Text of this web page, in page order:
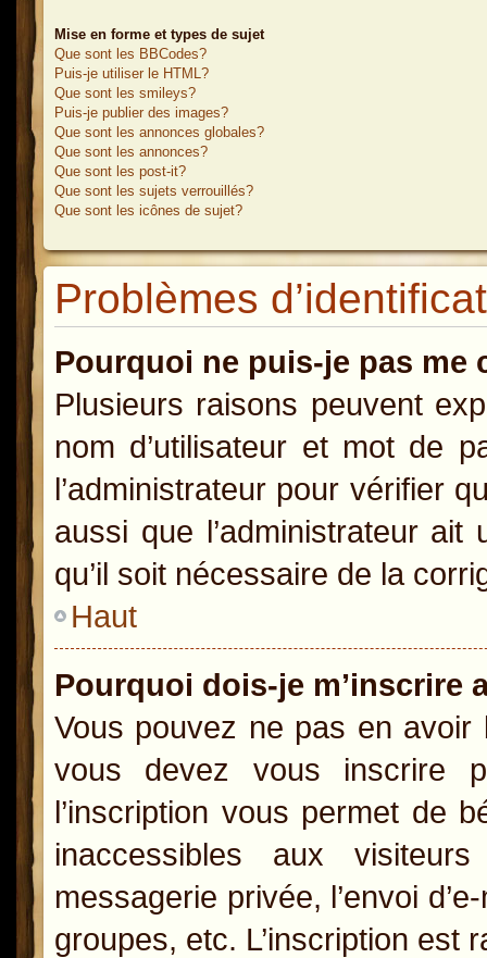
Mise en forme et types de sujet
Que sont les BBCodes?
Puis-je utiliser le HTML?
Que sont les smileys?
Puis-je publier des images?
Que sont les annonces globales?
Que sont les annonces?
Que sont les post-it?
Que sont les sujets verrouillés?
Que sont les icônes de sujet?
Problèmes
Pourquoi ne puis-je pas me
Plusieurs raisons peuvent
nom d’utilisateur et mot de
l’administrateur pour vérifier
aussi que l’administrateur
qu’il soit nécessaire de la
Haut
Pourquoi dois-je m’inscrire
Vous pouvez ne pas en avoir
vous devez vous inscrire
l’inscription vous permet de
inaccessibles aux
messagerie privée, l’envoi
groupes, etc. L’inscription est